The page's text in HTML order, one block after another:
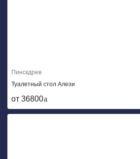
Пинскдрев
Туалетный стол Алези
от 36800